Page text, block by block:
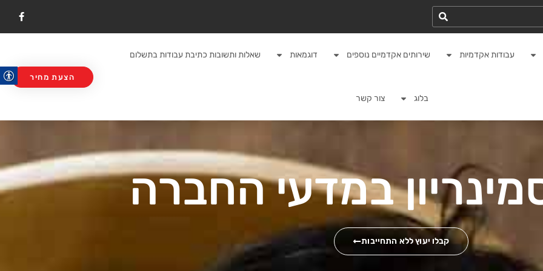
F
a
o
עבודות אקדמיות שירותים אקדמיים נוספים דוגמאות שאלות ותשובות כתיבת עבודות בתשלום
בלוג צור קשר
הצעת מחיר
במדעי החברה
קבלו יעוץ ללא התחייבות